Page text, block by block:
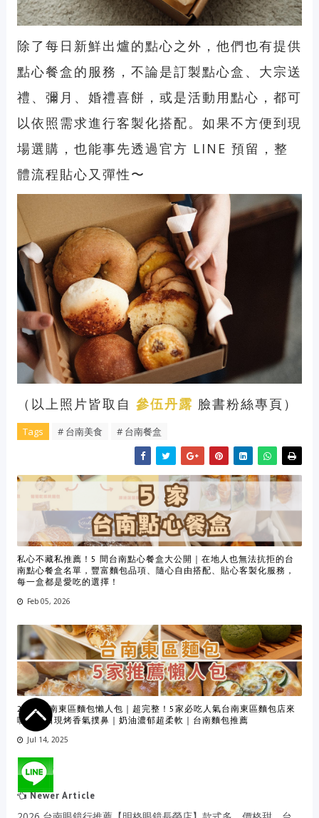
除了每日新鮮出爐的點心之外，他們也有提供
點心餐盒的服務，不論是訂製點心盒、大宗送
禮、彌月、婚禮喜餅，或是活動用點心，都可
以依照需求進行客製化搭配。如果不方便到現
場選購，也能事先透過官方 LINE 預留，整
體流程貼心又彈性〜
（以上照片皆取自 參伍丹露 臉書粉絲專頁）
Tags # 台南美食 # 台南餐盒
私心不藏私推薦！5 間台南點心餐盒大公開｜在地人也無法抗拒的台
南點心餐盒名單，豐富麵包品項、隨心自由搭配、貼心客製化服務，
每一盒都是愛吃的選擇！
Feb 05, 2026
2025台南東區麵包懶人包｜超完整！5家必吃人氣台南東區麵包店來
囉！每日現烤香氣撲鼻｜奶油濃郁超柔軟｜台南麵包推薦
Jul 14, 2025
Newer Article